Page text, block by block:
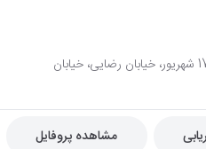
تهران، منطقه 15، محله مطهری، 17 شهریور، خیابان رضایی، خیابان
مشاهده پروفایل